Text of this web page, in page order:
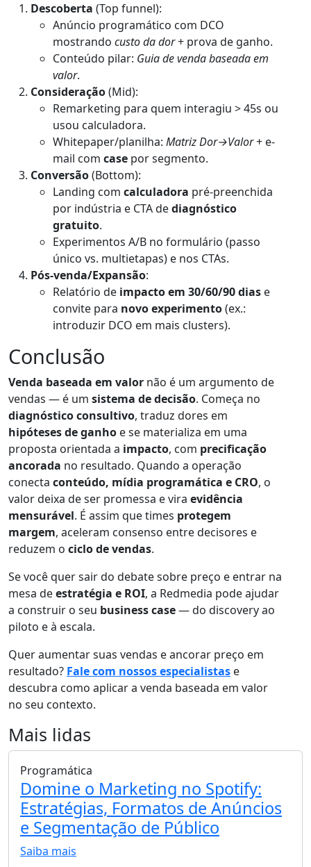
Descoberta (Top funnel):
Anúncio programático com DCO
mostrando custo da dor+ prova de ganho.
Conteúdo pilar: Guia de venda baseada em
valor.
Consideração(Mid):
Remarketing para quem interagiu > 45s ou
usou calculadora.
Whitepaper/planilha: Matriz Dor→Valor+ e-
mail com case por segmento.
Conversão(Bottom):
Landing com calculadora pré-preenchida
por indústria e CTA dediagnóstico
gratuito.
Experimentos A/B no formulário (passo
único vs. multietapas) e nos CTAs.
Pós-venda/Expansão:
Relatório de impacto em 30/60/90 dias e
convite para novo experimento(ex.:
introduzir DCO em mais clusters).
Conclusão
Venda baseada em valor não é um argumento de
vendas — é um sistema de decisão. Começa no
diagnóstico consultivo, traduz dores em
hipóteses de ganho e se materializa em uma
proposta orientada a impacto, com precificação
ancorada no resultado. Quando a operação
conecta conteúdo, mídia programática e CRO, o
valor deixa de ser promessa e vira evidência
mensurável. É assim que times protegem
margem, aceleram consenso entre decisores e
reduzem o ciclo de vendas.
Se você quer sair do debate sobre preço e entrar na
mesa deestratégia e ROI, a Redmedia pode ajudar
a construir o seu business case— do discovery ao
piloto e à escala.
Quer aumentar suas vendas e ancorar preço em
resultado? Fale com nossos especialistas e
descubra como aplicar a venda baseada em valor
no seu contexto.
Mais lidas
Programática
Domine o Marketing no Spotify:
Estratégias, Formatos de Anúncios
e Segmentação de Público
Saiba mais